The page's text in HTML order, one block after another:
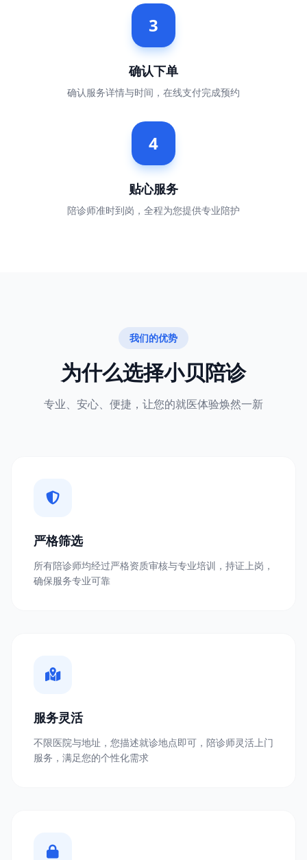
3
确认下单
确认服务详情与时间，在线支付完成预约
4
贴心服务
陪诊师准时到岗，全程为您提供专业陪护
我们的优势
为什么选择小贝陪诊
专业、安心、便捷，让您的就医体验焕然一新
严格筛选
所有陪诊师均经过严格资质审核与专业培训，持证上岗，
确保服务专业可靠
服务灵活
不限医院与地址，您描述就诊地点即可，陪诊师灵活上门
服务，满足您的个性化需求